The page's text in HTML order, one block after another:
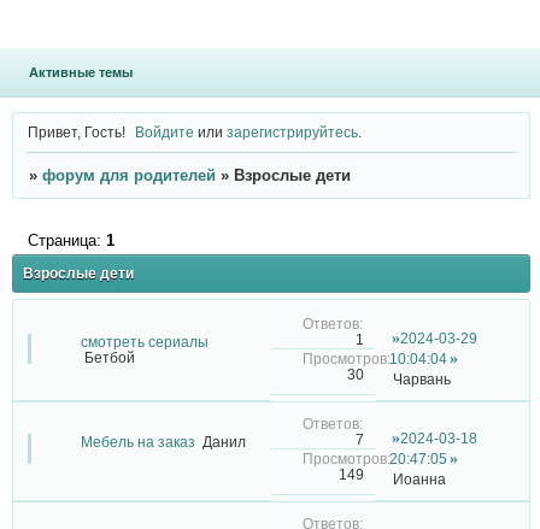
Активные темы
Привет, Гость! Войдите илизарегистрируйтесь
» форум для родителей » Взрослые дети
Взрослые дети
Страница: 1
смотреть сериалы
Бетбой
1
30
2024-03-29
10:04:04
Чарвань
Мебель на заказ Данил 7
149
2024-03-18
20:47:05
Иоанна